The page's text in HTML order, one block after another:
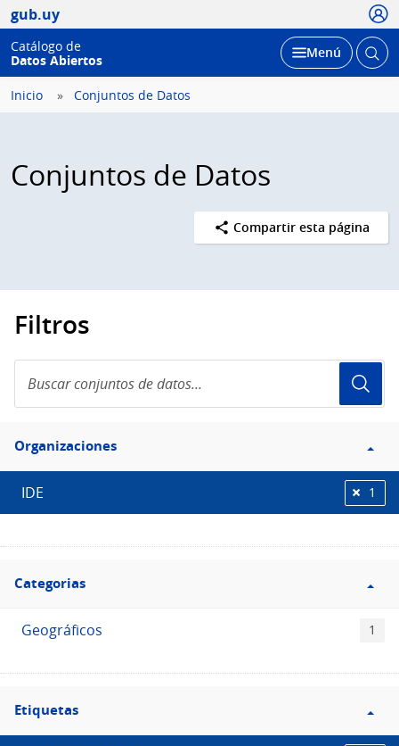
gub.uy
Catálogo de
Datos Abiertos
Desplegar
Menú Abrir
Inicio Conjuntos de Datos
Conjuntos de Datos
Compartir esta página
Filtros
conjuntos
de
Filtro
Organizaciones
Organizaciones
IDE 1
Filtro
Categorias
Categorias
Geográficos 1
Filtro
Etiquetas
Etiquetas